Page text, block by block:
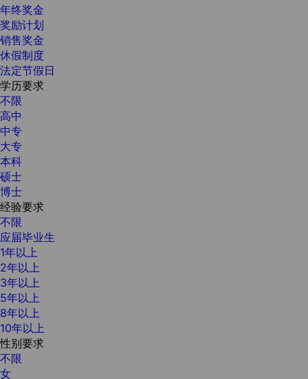
年终奖金
奖励计划
销售奖金
休假制度
法定节假日
学历要求
不限
高中
中专
大专
本科
硕士
博士
经验要求
不限
应届毕业生
1年以上
2年以上
3年以上
5年以上
8年以上
10年以上
性别要求
不限
女